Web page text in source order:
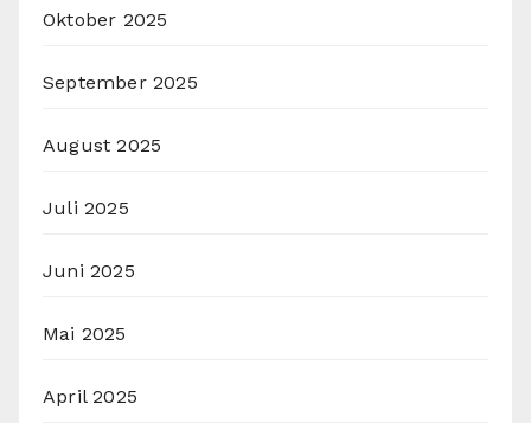
Oktober 2025
September 2025
August 2025
Juli 2025
Juni 2025
Mai 2025
April 2025